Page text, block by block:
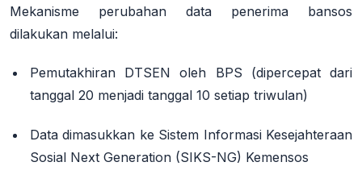
Mekanisme perubahan data penerima bansos
dilakukan melalui:
Pemutakhiran DTSEN oleh BPS (dipercepat dari
tanggal 20 menjadi tanggal 10 setiap triwulan)
Data dimasukkan ke Sistem Informasi Kesejahteraan
Sosial Next Generation (SIKS-NG) Kemensos